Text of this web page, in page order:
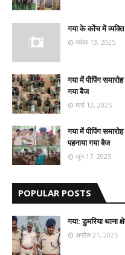
गया के कोंच में
नवंबर 13, 2025
गया में पीपिंग
गया बैज
मार्च 12, 2025
गया में पीपिंग
पहनाया गया बैज
जून 17, 2025
POPULAR POSTS
गया: डुमरिया थाना
अप्रैल 21, 2025